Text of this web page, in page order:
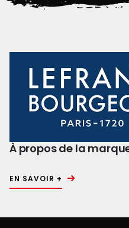
À propos de la
EN SAVOIR +